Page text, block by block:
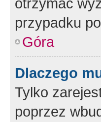
przypadku
Góra
Dlaczego
Tylko
poprzez